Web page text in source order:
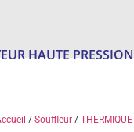
HAUTE PRESSION
/Souffleur /THERMIQUE